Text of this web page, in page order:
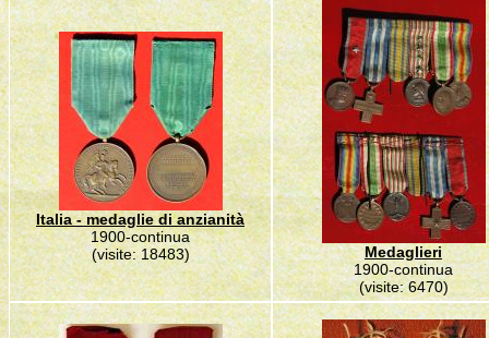
Italia - medaglie di anzianità
1900-continua
(visite: 18483)
Medaglieri
1900-continua
(visite: 6470)